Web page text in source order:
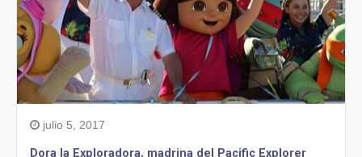
julio 5, 2017
Dora la Exploradora, madrina del Pacific Explorer